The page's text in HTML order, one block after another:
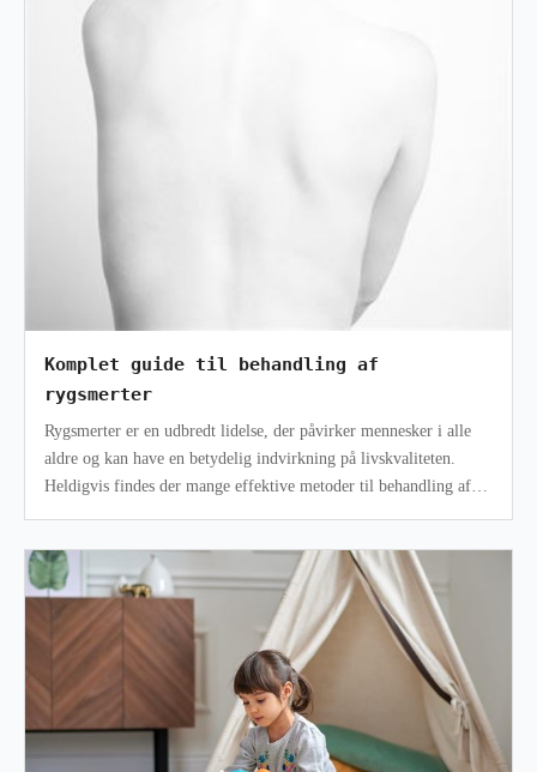
Komplet guide til behandling af
rygsmerter
Rygsmerter er en udbredt lidelse, der påvirker mennesker i alle
aldre og kan have en betydelig indvirkning på livskvaliteten.
Heldigvis findes der mange effektive metoder til behandling af